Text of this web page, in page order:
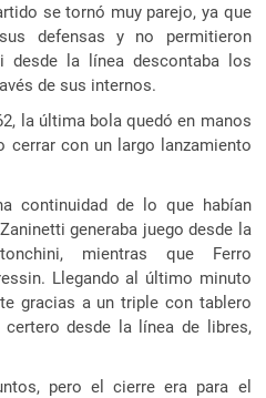
se tornó muy parejo, ya que
defensas y no permitieron
desde la línea descontaba los
de sus internos.
la última bola quedó en manos
cerrar con un largo lanzamiento
continuidad de lo que habían
generaba juego desde la
mientras que Ferro
Llegando al último minuto
gracias a un triple con tablero
certero desde la línea de libres,
pero el cierre era para el